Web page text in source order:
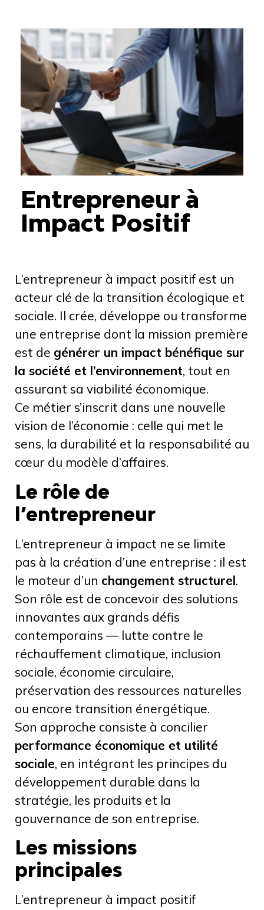
Entrepreneur à
Impact Positif
L’entrepreneur à impact positif est un
acteur clé de la transition écologique et
sociale. Il crée, développe ou transforme
une entreprise dont la mission première
est de générer un impact bénéfique sur
la société et l’environnement, tout en
assurant sa viabilité économique.
Ce métier s’inscrit dans une nouvelle
vision de l’économie : celle qui met le
sens, la durabilité et la responsabilité au
cœur du modèle d’affaires.
Le rôle de
l’entrepreneur
L’entrepreneur à impact ne se limite
pas à la création d’une entreprise : il est
le moteur d’un changement structurel.
Son rôle est de concevoir des solutions
innovantes aux grands défis
contemporains — lutte contre le
réchauffement climatique, inclusion
sociale, économie circulaire,
préservation des ressources naturelles
ou encore transition énergétique.
Son approche consiste à concilier
performance économique et utilité
sociale, en intégrant les principes du
développement durable dans la
stratégie, les produits et la
gouvernance de son entreprise.
Les missions
principales
L’entrepreneur à impact positif